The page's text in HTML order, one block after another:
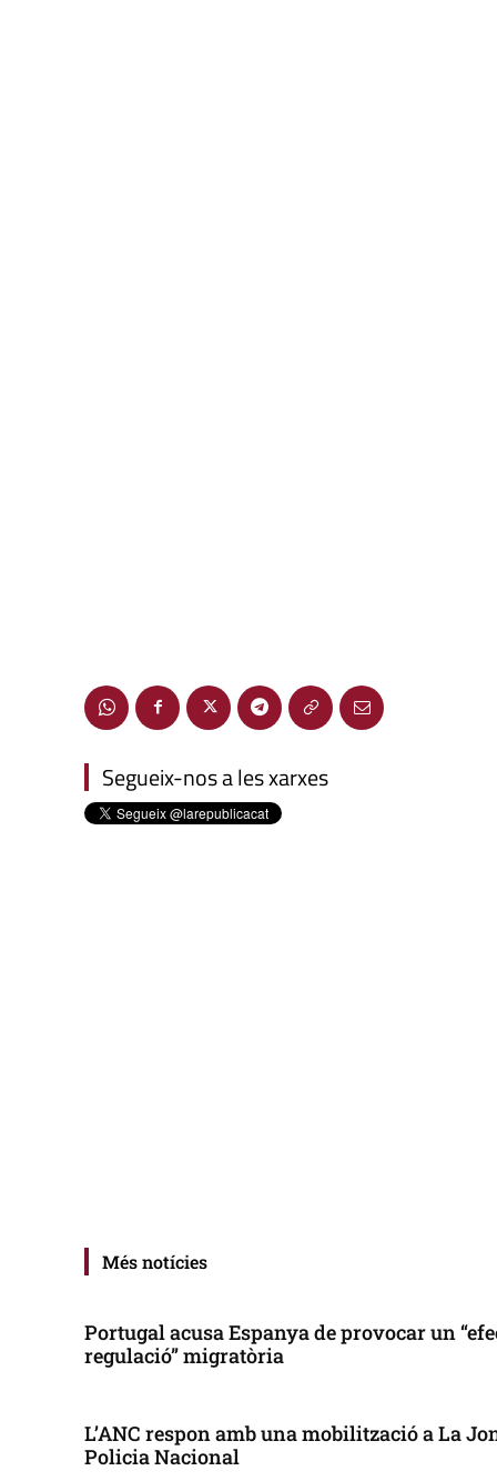
Segueix-nos a les xarxes
Més notícies
Portugal acusa Espanya de provocar un
regulació” migratòria
L’ANC respon amb una mobilització a La
Policia Nacional